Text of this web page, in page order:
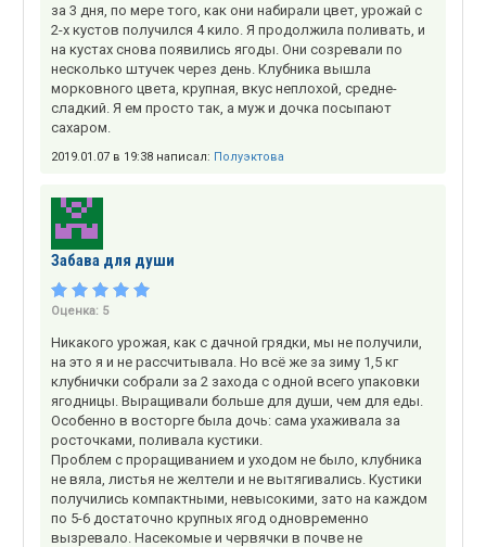
за 3 дня, по мере того, как они набирали цвет, урожай с
2-х кустов получился 4 кило. Я продолжила поливать, и
на кустах снова появились ягоды. Они созревали по
несколько штучек через день. Клубника вышла
морковного цвета, крупная, вкус неплохой, средне-
сладкий. Я ем просто так, а муж и дочка посыпают
сахаром.
2019.01.07 в 19:38 написал: Полуэктова
Забава для души
Оценка: 5
Никакого урожая, как с дачной грядки, мы не получили,
на это я и не рассчитывала. Но всё же за зиму 1,5 кг
клубнички собрали за 2 захода с одной всего упаковки
ягодницы. Выращивали больше для души, чем для еды.
Особенно в восторге была дочь: сама ухаживала за
росточками, поливала кустики.
Проблем с проращиванием и уходом не было, клубника
не вяла, листья не желтели и не вытягивались. Кустики
получились компактными, невысокими, зато на каждом
по 5-6 достаточно крупных ягод одновременно
вызревало. Насекомые и червячки в почве не